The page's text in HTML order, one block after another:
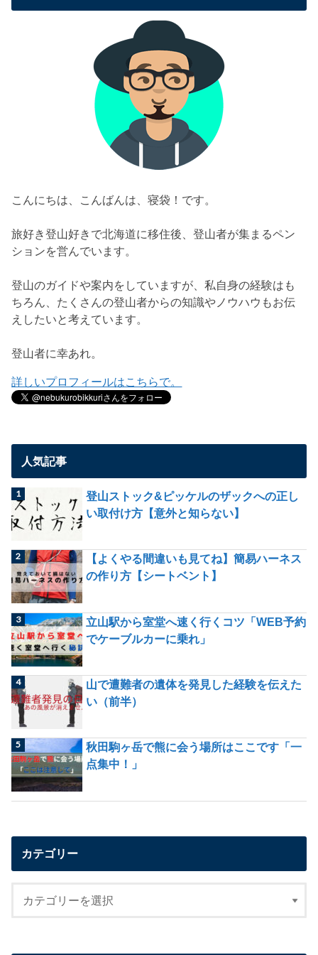
こんにちは、こんばんは、寝袋！です。
旅好き登山好きで北海道に移住後、登山者が集まるペン
ションを営んでいます。
登山のガイドや案内をしていますが、私自身の経験はも
ちろん、たくさんの登山者からの知識やノウハウもお伝
えしたいと考えています。
登山者に幸あれ。
詳しいプロフィールはこちらで。
人気記事
登山ストック&ピッケルのザックへの正し
い取付け方【意外と知らない】
【よくやる間違いも見てね】簡易ハーネス
の作り方【シートベント】
立山駅から室堂へ速く行くコツ「WEB予約
でケーブルカーに乗れ」
山で遭難者の遺体を発見した経験を伝えた
い（前半）
秋田駒ヶ岳で熊に会う場所はここです「一
点集中！」
カテゴリー